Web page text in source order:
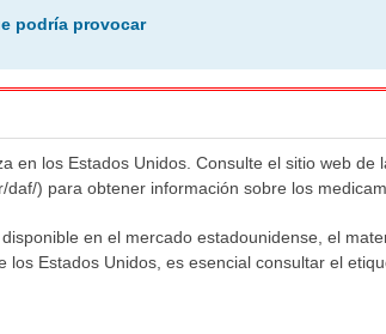
podría provocar
en los Estados Unidos. Consulte el sitio web de
) para obtener información sobre los
en el mercado estadounidense, el
los Estados Unidos, es esencial consultar el